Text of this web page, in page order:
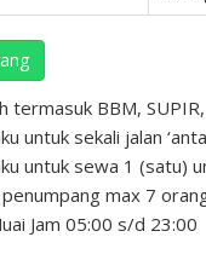
termasuk BBM,
untuk sekali jalan
untuk sewa 1 (satu)
max 7
Jam 05:00 s/d 23:00